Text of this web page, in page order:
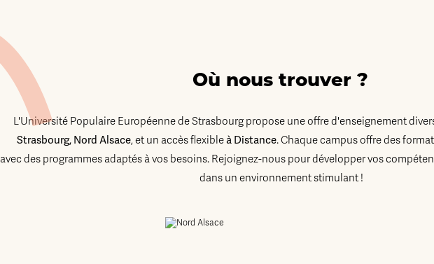
Où nous trouver ?
L'Université Populaire Européenne de Strasbourg propose une offre d'enseignement
Strasbourg, Nord Alsace, et un accès flexible à Distance. Chaque campus offre des
avec des programmes adaptés à vos besoins. Rejoignez-nous pour développer vos
dans un environnement stimulant !